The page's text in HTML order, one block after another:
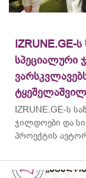
IZRUNE.GE-ს
სპეციალური
IZRUNE.GE-ს
ჯილდოები და
პროექტის